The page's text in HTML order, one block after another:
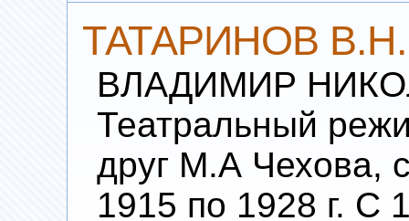
ТАТАРИНОВ В.Н.
ВЛАДИМИР
Театральный
друг М.А Чехова,
1915 по 1928 г. С